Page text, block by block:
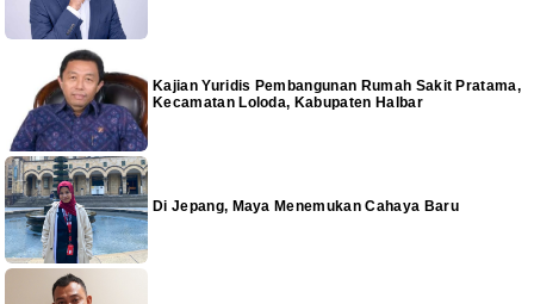
Kajian Yuridis Pembangunan Rumah Sakit Pratama,
Kecamatan Loloda, Kabupaten Halbar
Di Jepang, Maya Menemukan Cahaya Baru